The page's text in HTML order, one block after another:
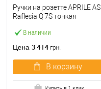
В наличии
Ручки на розетте APRILE AS
Raflesia Q 7S тонкая
полированная
Цена 3 414 грн.
В корзину